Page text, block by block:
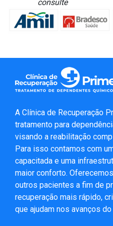
consulte
A Clínica de Recuperação
tratamento para
visando a reabilitação
Para isso contamos com
capacitada e uma
maior conforto.
outros pacientes a fim de
recuperação mais rápido,
que ajudam nos avanços